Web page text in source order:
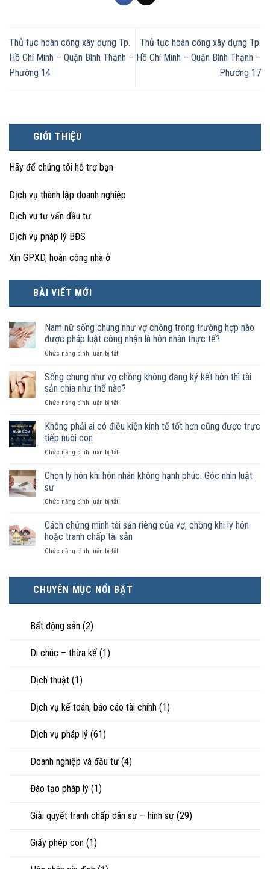
GIỚI THIỆU
Hãy để chúng tôi hỗ trợ bạn
Dịch vụ thành lập doanh nghiệp
Dịch vu tư vấn đầu tư
Dịch vụ pháp lý BĐS
Xin GPXD, hoàn công nhà ở
BÀI VIẾT MỚI
Nam nữ sống chung như vợ chồng trong trường hợp nào
được pháp luật công nhận là hôn nhân thực tế?
Chức năng bình luận bị tắtở
nữ
sống
chung
như
chồng
hợp
được
công
là
hôn
Sống chung như vợ chồng không đăng ký kết hôn thì tài
sản chia như thế nào?
Chức năng bình luận bị tắtở
chung
chồng
đăng
hôn
tài
sản
như
nào?
Không phải ai có điều kiện kinh tế tốt hơn cũng được trực
tiếp nuôi con
Chức năng bình luận bị tắtở
phải
điều
kinh
tế
hơn
trực
tiếp
nuôi
Chọn ly hôn khi hôn nhân không hạnh phúc: Góc nhìn luật
sư
Chức năng bình luận bị tắtở
ly
hôn
khi
hôn
hạnh
phúc:
Góc
Cách chứng minh tài sản riêng của vợ, chồng khi ly hôn
hoặc tranh chấp tài sản
Chức năng bình luận bị tắtở
tài
sản
chấp
CHUYÊN MỤC NỔI BẬT
Bất động sản (2)
Di chúc – thừa kế (1)
Dịch thuật (1)
Dịch vụ kế toán, báo cáo tài chính (1)
Dịch vụ pháp lý (61)
Doanh nghiệp và đầu tư (4)
Đào tạo pháp lý (1)
Giải quyết tranh chấp dân sự – hình sự (29)
Giấy phép con (1)
Thủ tục hoàn công xây dựng Tp.
Hồ Chí Minh – Quận Bình Thạnh –
Phường 14
Thủ tục hoàn công xây dựng Tp.
Hồ Chí Minh – Quận Bình Thạnh –
Phường 17